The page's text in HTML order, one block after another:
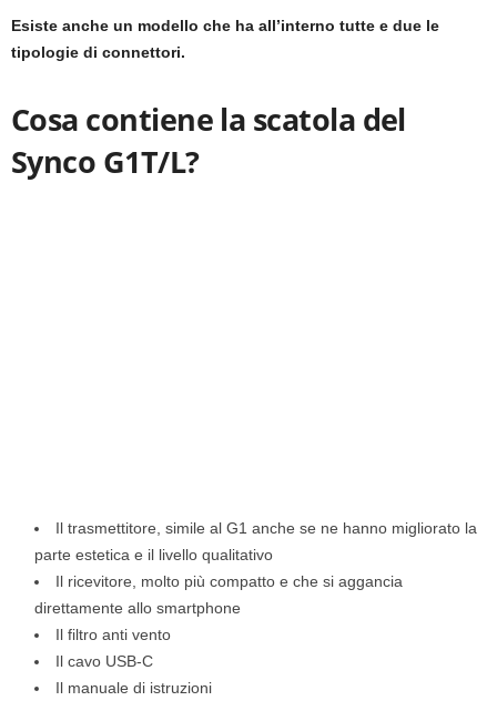
Esiste anche un modello che ha all’interno tutte e due le
tipologie di connettori.
Cosa contiene la scatola del
Synco G1T/L?
Il trasmettitore, simile al G1 anche se ne hanno migliorato la
parte estetica e il livello qualitativo
Il ricevitore, molto più compatto e che si aggancia
direttamente allo smartphone
Il filtro anti vento
Il cavo USB-C
Il manuale di istruzioni